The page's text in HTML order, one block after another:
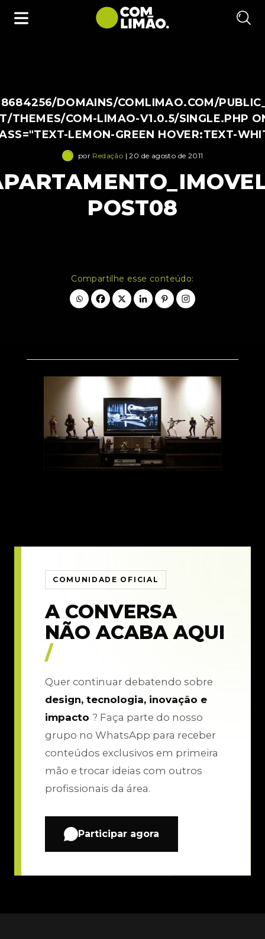
DOMAINS/COMLIMAO.COM/
THEMES/COM-LIMAO-V1.0.5/SINGLE.PHP
LEMON-GREEN HOVER:TEXT-
por Redação | 20 de agosto de 2011
POST08
Compartilhe esse conteúdo:
COMUNIDADE OFICIAL
A CONVERSA
NÃO ACABA AQUI
/
Quer continuar debatendo sobre
design, tecnologia, inovação e
impacto ? Faça parte do nosso
grupo no WhatsApp para receber
conteúdos exclusivos em primeira
mão e trocar ideias com outros
profissionais da área.
Participar agora